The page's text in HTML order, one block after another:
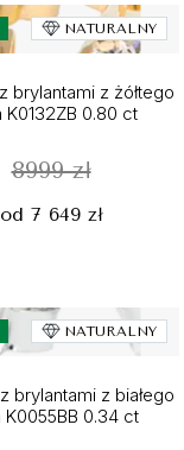
NATURALNY
brylantami z żółtego
K0132ZB 0.80 ct
8999 zł
od 7 649 zł
NATURALNY
brylantami z białego
K0055BB 0.34 ct